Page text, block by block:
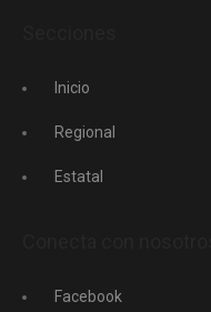
Inicio
Regional
Estatal
Facebook